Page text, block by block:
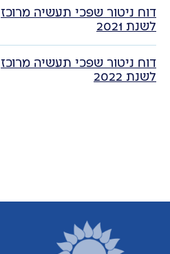
דוח ניטור שפכי תעשיה מרוכז
לשנת 2021
דוח ניטור שפכי תעשיה מרוכז
לשנת 2022